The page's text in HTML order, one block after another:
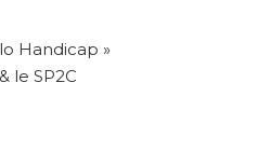
Handicap »
le SP2C